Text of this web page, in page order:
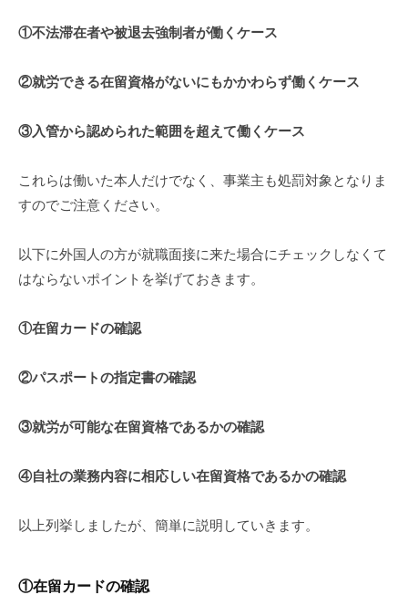
①不法滞在者や被退去強制者が働くケース
②就労できる在留資格がないにもかかわらず働くケース
③入管から認められた範囲を超えて働くケース
これらは働いた本人だけでなく、事業主も処罰対象となりま
すのでご注意ください。
以下に外国人の方が就職面接に来た場合にチェックしなくて
はならないポイントを挙げておきます。
①在留カードの確認
②パスポートの指定書の確認
③就労が可能な在留資格であるかの確認
④自社の業務内容に相応しい在留資格であるかの確認
以上列挙しましたが、簡単に説明していきます。
①在留カードの確認